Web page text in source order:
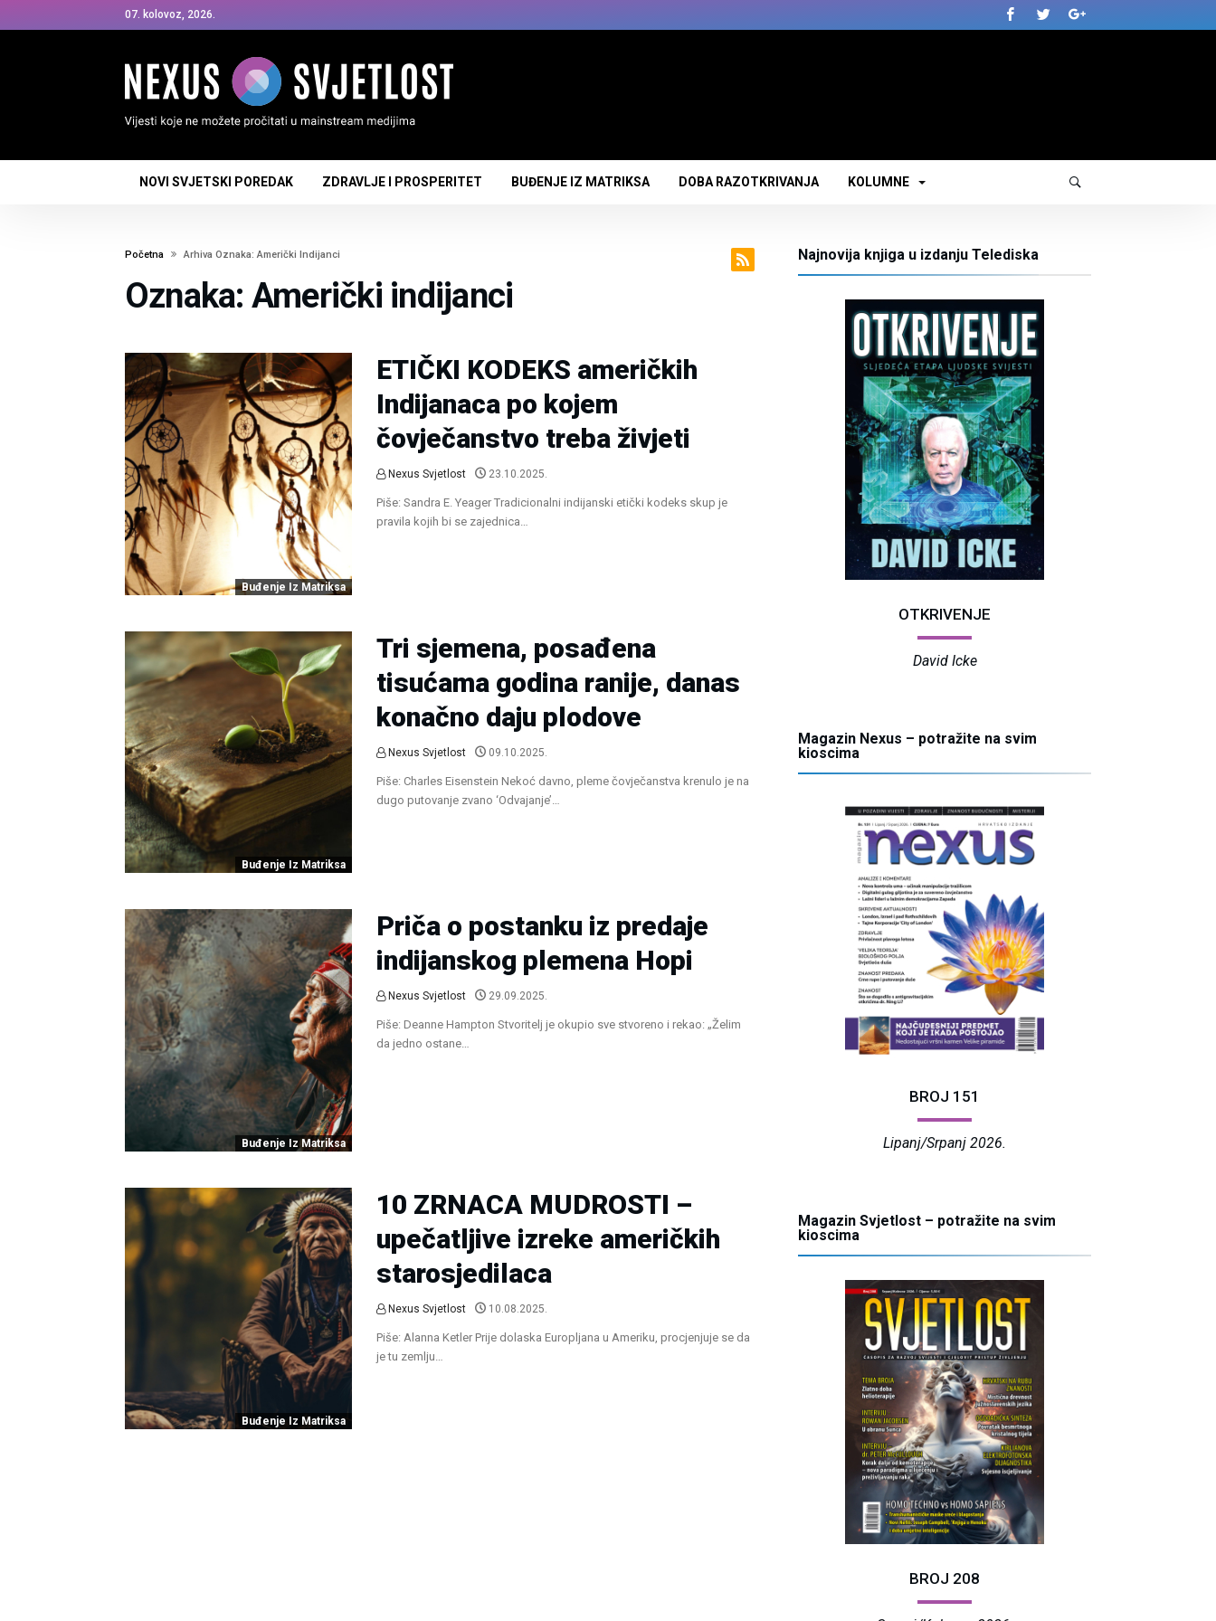
07. kolovoz, 2026.
NOVI SVJETSKI POREDAK ZDRAVLJE I PROSPERITET BUĐENJE IZ MATRIKSA DOBA RAZOTKRIVANJA KOLUMNE
Početna Arhiva Oznaka: Američki Indijanci
Oznaka: Američki indijanci
Buđenje Iz Matriksa
ETIČKI KODEKS američkih
Indijanaca po kojem
čovječanstvo treba živjeti
Nexus Svjetlost 23.10.2025.
Piše: Sandra E. Yeager Tradicionalni indijanski etički kodeks skup je
pravila kojih bi se zajednica…
Buđenje Iz Matriksa
Tri sjemena, posađena
tisućama godina ranije, danas
konačno daju plodove
Nexus Svjetlost 09.10.2025.
Piše: Charles Eisenstein Nekoć davno, pleme čovječanstva krenulo je na
dugo putovanje zvano ‘Odvajanje’…
Buđenje Iz Matriksa
Priča o postanku iz predaje
indijanskog plemena Hopi
Nexus Svjetlost 29.09.2025.
Piše: Deanne Hampton Stvoritelj je okupio sve stvoreno i rekao: „Želim
da jedno ostane…
Buđenje Iz Matriksa
10 ZRNACA MUDROSTI –
upečatljive izreke američkih
starosjedilaca
Nexus Svjetlost 10.08.2025.
Piše: Alanna Ketler Prije dolaska Europljana u Ameriku, procjenjuje se da
je tu zemlju…
Najnovija knjiga u izdanju Telediska
OTKRIVENJE
David Icke
Magazin Nexus – potražite na svim
kioscima
BROJ 151
Lipanj/Srpanj 2026.
Magazin Svjetlost – potražite na svim
kioscima
BROJ 208